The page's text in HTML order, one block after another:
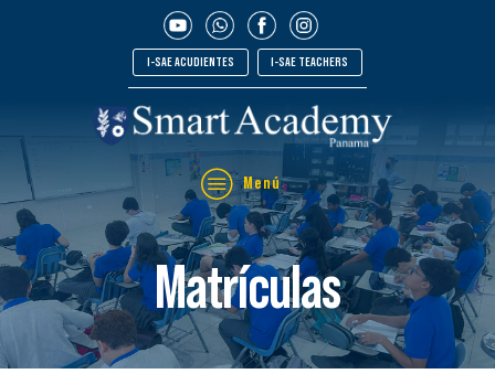
I-SAE ACUDIENTES I-SAE TEACHERS
Menú
Matrículas